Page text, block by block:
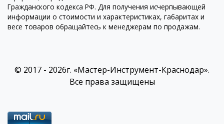
Гражданского кодекса РФ. Для получения исчерпывающей
информации о стоимости и характеристиках, габаритах и
весе товаров обращайтесь к менеджерам по продажам.
© 2017 - 2026г. «Мастер-Инструмент-Краснодар».
Все права защищены